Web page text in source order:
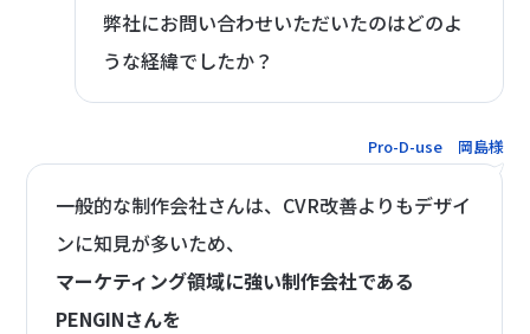
弊社にお問い合わせいただいたのはどのよ
うな経緯でしたか？
Pro-D-use 岡島様
一般的な制作会社さんは、CVR改善よりもデザイ
ンに知見が多いため、
マーケティング領域に強い制作会社である
PENGINさんを